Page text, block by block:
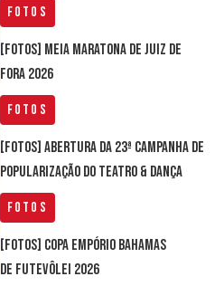
Fotos
[FOTOS] Meia Maratona de Juiz de
Fora 2026
Fotos
[FOTOS] Abertura da 23ª Campanha de
Popularização do Teatro & Dança
Fotos
[FOTOS] Copa Empório Bahamas
de Futevôlei 2026